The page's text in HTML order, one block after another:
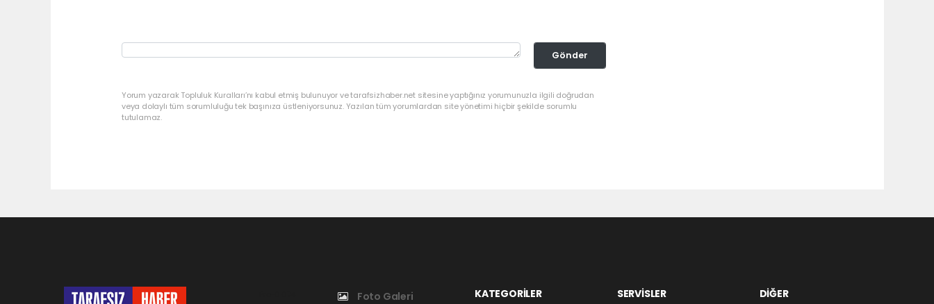
Gönder
Yorum yazarak Topluluk Kuralları’nı kabul etmiş bulunuyor ve tarafsizhaber.net sitesine yaptığınız yorumunuzla ilgili doğrudan
veya dolaylı tüm sorumluluğu tek başınıza üstleniyorsunuz. Yazılan tüm yorumlardan site yönetimi hiçbir şekilde sorumlu
tutulamaz.
Foto Galeri
KATEGORİLER SERVİSLER DİĞER